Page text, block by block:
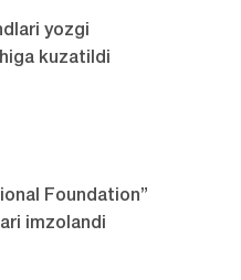
yozgi
kuzatildi
Foundation”
imzolandi